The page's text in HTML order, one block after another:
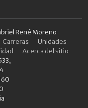
René Moreno
Carreras
Unidades
Acerca del sitio